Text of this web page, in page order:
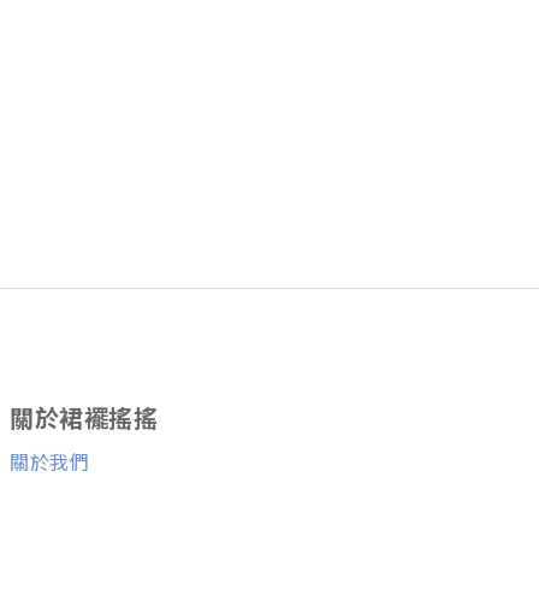
關於裙襬搖搖
關於我們